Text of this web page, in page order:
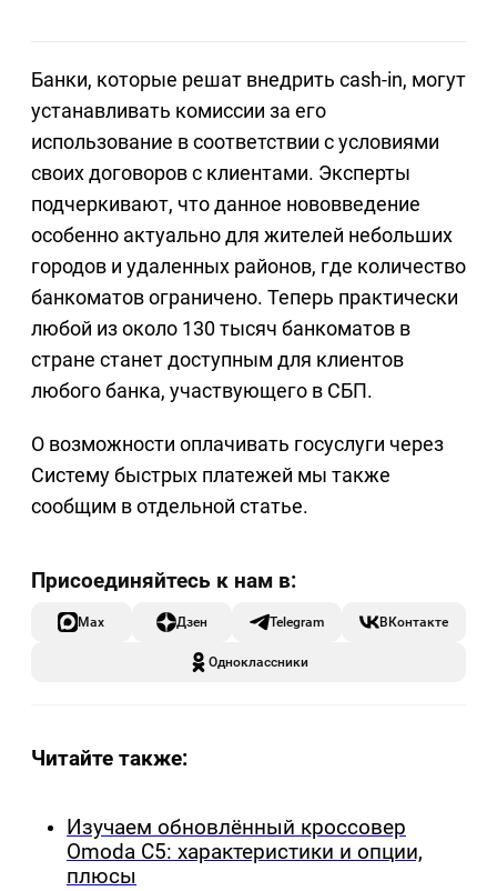
Банки, которые решат внедрить cash-in, могут
устанавливать комиссии за его
использование в соответствии с условиями
своих договоров с клиентами. Эксперты
подчеркивают, что данное нововведение
особенно актуально для жителей небольших
городов и удаленных районов, где количество
банкоматов ограничено. Теперь практически
любой из около 130 тысяч банкоматов в
стране станет доступным для клиентов
любого банка, участвующего в СБП.
О возможности оплачивать госуслуги через
Систему быстрых платежей мы также
сообщим в отдельной статье.
Max Дзен Telegram ВКонтакте
Одноклассники
Читайте также:
Изучаем обновлённый кроссовер
Omoda C5: характеристики и опции,
плюсы